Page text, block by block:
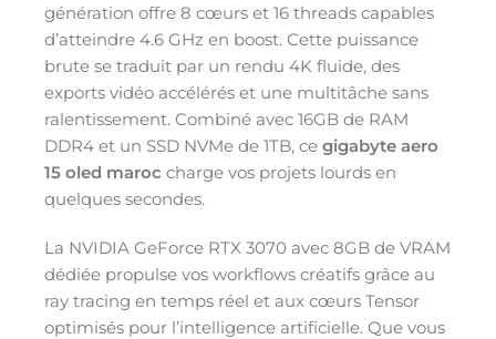
génération offre 8 cœurs et 16 threads capables
d’atteindre 4.6 GHz en boost. Cette puissance
brute se traduit par un rendu 4K fluide, des
exports vidéo accélérés et une multitâche sans
ralentissement. Combiné avec 16GB de RAM
DDR4 et un SSD NVMe de 1TB, ce gigabyte aero
15 oled maroc charge vos projets lourds en
quelques secondes.
La NVIDIA GeForce RTX 3070 avec 8GB de VRAM
dédiée propulse vos workflows créatifs grâce au
ray tracing en temps réel et aux cœurs Tensor
optimisés pour l’intelligence artificielle. Que vous